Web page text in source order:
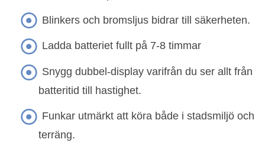
Blinkers och bromsljus bidrar till säkerheten.
Ladda batteriet fullt på 7-8 timmar
Snygg dubbel-display varifrån du ser allt från
batteritid till hastighet.
Funkar utmärkt att köra både i stadsmiljö och
terräng.